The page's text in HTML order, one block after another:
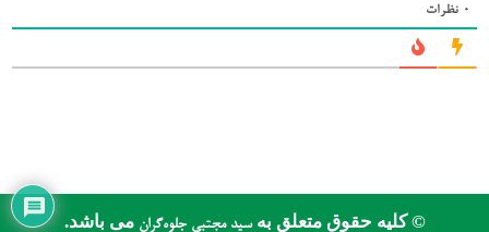
0 نظرات
© کلیه حقوق متعلق بهسید مجتبی جلوه‌گرانمی باشد.